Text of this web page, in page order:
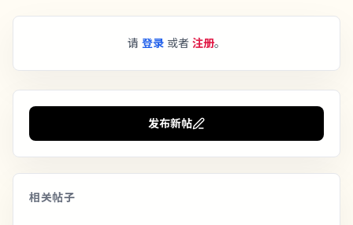
请 登录 或者 注册。
发布新帖
相关帖子